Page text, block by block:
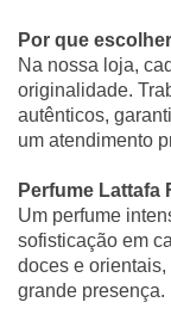
Por que
Na nossa loja,
originalidade.
autênticos,
um atendimento
Perfume Lattafa
Um perfume
sofisticação em
doces e
grande presença.